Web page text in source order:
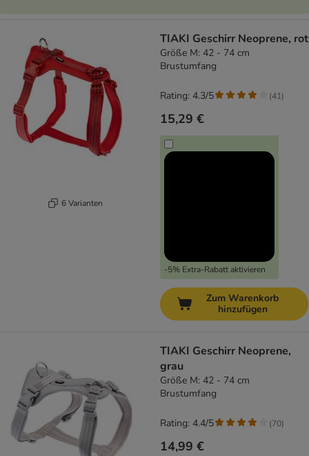
6 Varianten
TIAKI Geschirr Neoprene, rot
Größe M: 42 - 74 cm
Brustumfang
15,29 €
-5% Extra-Rabatt aktivieren
Rating: 4.3/5 (41)
Zum Warenkorb
hinzufügen
TIAKI Geschirr Neoprene,
grau
Größe M: 42 - 74 cm
Brustumfang
14,99 €
Rating: 4.4/5 (70)